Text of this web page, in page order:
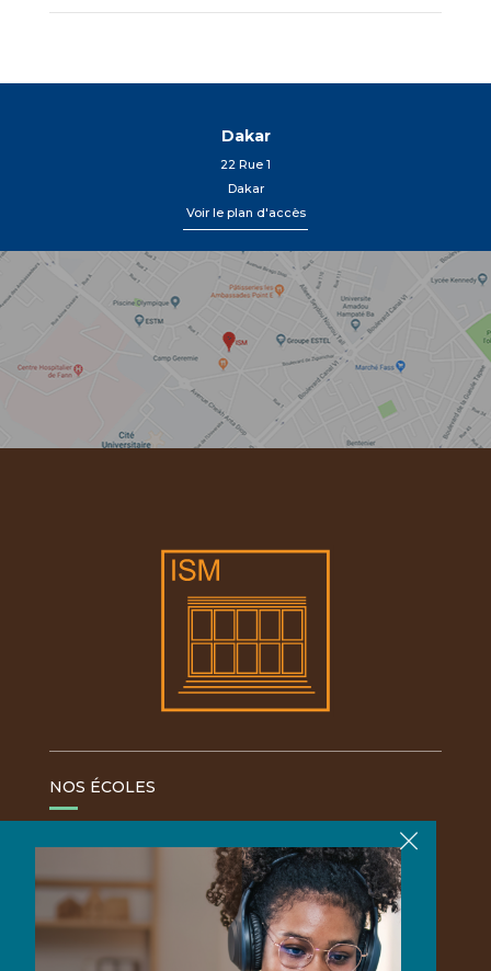
Dakar
22 Rue 1
Dakar
Voir le plan d'accès
NOS ÉCOLES
ÉCOLE DE DROIT
ÉCOLE D'INGÉNIEURS
ÉCOLE DE MANAGEMENT
MADIBA LEADERSHIP INSTITUTE